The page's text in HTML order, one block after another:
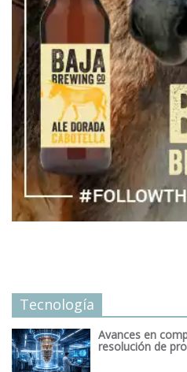
Tecnología
Avances en
resolución de